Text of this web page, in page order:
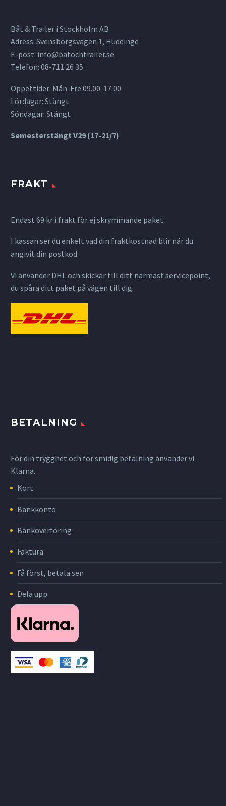
Båt & Trailer i Stockholm AB
Adress: Svensborgsvägen 1, Huddinge
E-post: info@batochtrailer.se
Telefon: 08-711 26 35
Öppettider: Mån-Fre 09.00-17.00
Lördagar: Stängt
Söndagar: Stängt
Semesterstängt V29 (17-21/7)
FRAKT
Endast 69 kr i frakt för ej skrymmande paket.
I kassan ser du enkelt vad din fraktkostnad blir när du
angivit din postkod.
Vi använder DHL och skickar till ditt närmast servicepoint,
du spåra ditt paket på vägen till dig.
BETALNING
För din trygghet och för smidig betalning använder vi
Klarna.
Kort
Bankkonto
Banköverföring
Faktura
Få först, betala sen
Dela upp